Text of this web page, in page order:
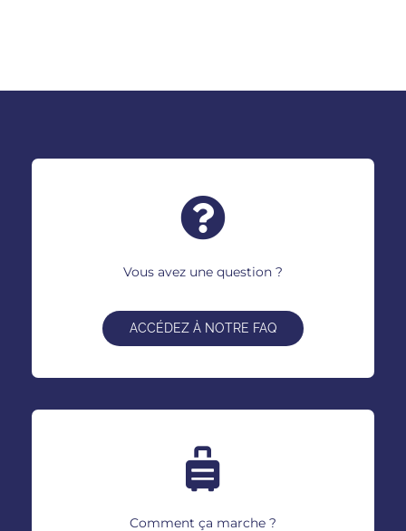
Vous avez une question ?
ACCÉDEZ À NOTRE FAQ
Comment ça marche ?